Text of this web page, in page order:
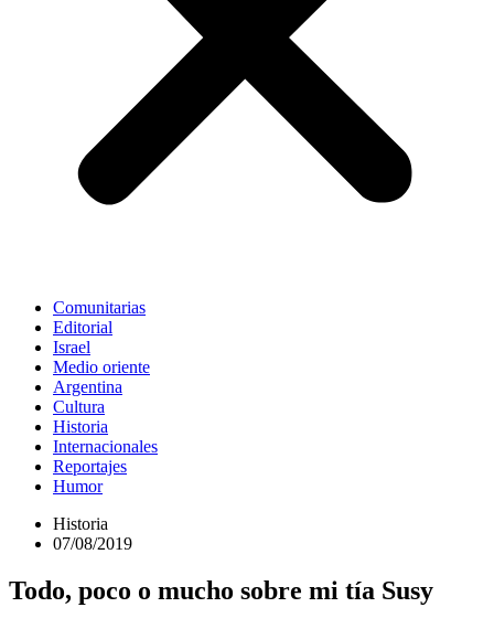
Comunitarias
Editorial
Israel
Medio oriente
Argentina
Cultura
Historia
Internacionales
Reportajes
Humor
Historia
07/08/2019
Todo, poco o mucho sobre mi tía Susy